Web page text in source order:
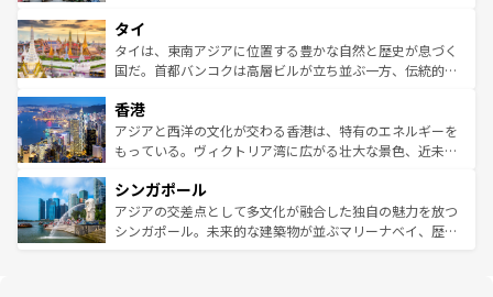
リティに包まれながら、韓国の多彩な魅力を心ゆくまで味
わってみてほしい。 なお、新着の韓国情報はコンテンツ一
覧を参照してほしい。
急速な発展と共に伝統が息づく。ハノイの古い町並みやホ
ーチミン市のフランス統治時代の建物も、独特の雰囲気を
醸し出している。また、バラエティの豊かさとおいしさで
とつ。フォーやバインミー、ベトナムコーヒーなどは、ぜ
ひ現地で味わいたい。どの地域を訪れてもあたたかい人々
が旅行者を迎えてくれるので、きっと忘れられない旅にな
参照してほしい。
タイ
タイは、東南アジアに位置する豊かな自然と歴史が息づく
国だ。首都バンコクは高層ビルが立ち並ぶ一方、伝統的な
の活気が交差している。北部ではチェンマイなどの山岳地
帯で自然と触れ合い、南部ではプーケットやクラビの美し
いビーチでリゾート気分を楽しむことができる。タイ料理
激する。気候は一年中温暖で、どの季節にも異なる楽しみ
が待っている。親しみやすいタイの人々、仏教を中心とし
た文化、そして多様な観光資源が、訪れる旅人を魅了し続
香港
アジアと西洋の文化が交わる香港は、特有のエネルギーを
もっている。ヴィクトリア湾に広がる壮大な景色、近未来
み、どこを訪れても感動するはず。観光スポットが密集し
ており、効率よく見どころを回れるのも魅力。息をのむよ
うな絶景から文化的な体験まで、香港を存分に楽しみ尽く
シンガポール
アジアの交差点として多文化が融合した独自の魅力を放つ
シンガポール。未来的な建築物が並ぶマリーナベイ、歴史